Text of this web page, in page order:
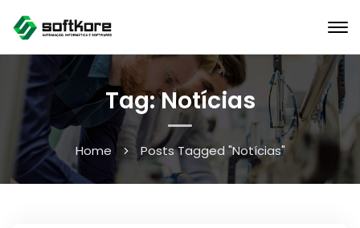
Tag: Notícias
Home Posts Tagged "Notícias"